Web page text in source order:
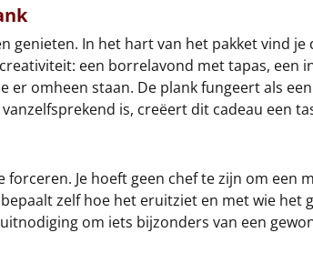
genieten. In het hart van het pakket vind je
een borrelavond met tapas,
er omheen staan. De plank fungeert als
is, creëert dit cadeau een
Je hoeft geen chef te zijn om een
zelf hoe het eruitziet en met wie
om iets bijzonders van een